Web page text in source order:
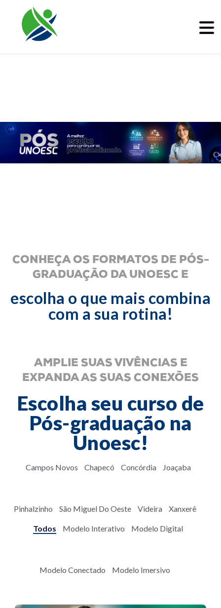
CONHEÇA OS FORMATOS DE PÓS-
GRADUAÇÃO DA UNOESC E
escolha o que mais combina
com a sua rotina!
AMPLIE SUAS VIVÊNCIAS E
EXPANDA AS SUAS CONEXÕES
Escolha seu curso de
Pós-graduação na
Unoesc!
Campos Novos Chapecó Concórdia Joaçaba
Pinhalzinho São Miguel Do Oeste Videira Xanxerê
Todos Modelo Interativo Modelo Digital
Modelo Conectado Modelo Imersivo